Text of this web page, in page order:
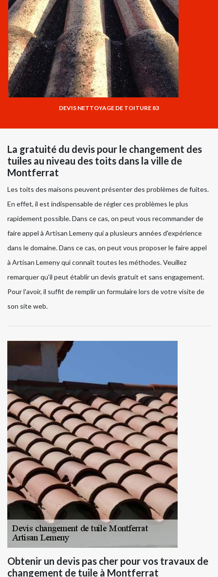
DEVIS NETTOYAGE DE TOITURE 83
La gratuité du devis pour le changement des
tuiles au niveau des toits dans la ville de
Montferrat
Les toits des maisons peuvent présenter des problèmes de fuites.
En effet, il est indispensable de régler ces problèmes le plus
rapidement possible. Dans ce cas, on peut vous recommander de
faire appel à Artisan Lemeny qui a plusieurs années d'expérience
dans le domaine. Dans ce cas, on peut vous proposer le faire appel
à Artisan Lemeny qui connaît toutes les méthodes. Veuillez
remarquer qu'il peut établir un devis gratuit et sans engagement.
Pour l'avoir, il suffit de remplir un formulaire lors de votre visite de
son site web.
Obtenir un devis pas cher pour vos travaux de
changement de tuile à Montferrat